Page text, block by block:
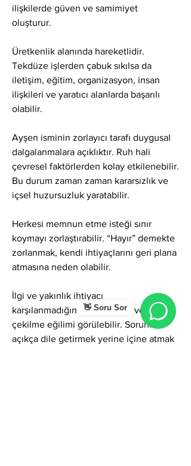
👋 Soru Sor
ilişkilerde güven ve samimiyet
oluşturur.
Üretkenlik alanında hareketlidir.
Tekdüze işlerden çabuk sıkılsa da
iletişim, eğitim, organizasyon, insan
ilişkileri ve yaratıcı alanlarda başarılı
olabilir.
Ayşen isminin zorlayıcı tarafı duygusal
dalgalanmalara açıklıktır. Ruh hali
çevresel faktörlerden kolay etkilenebilir.
Bu durum zaman zaman kararsızlık ve
içsel huzursuzluk yaratabilir.
Herkesi memnun etme isteği sınır
koymayı zorlaştırabilir. “Hayır” demekte
zorlanmak, kendi ihtiyaçlarını geri plana
atmasına neden olabilir.
İlgi ve yakınlık ihtiyacı
karşılanmadığında küskünlük veya geri
çekilme eğilimi görülebilir. Sorunları
açıkça dile getirmek yerine içine atmak